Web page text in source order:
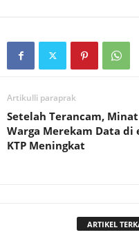
Artikulli paraprak
Setelah Terancam, Minat
Warga Merekam Data di
KTP Meningkat
ARTIKEL